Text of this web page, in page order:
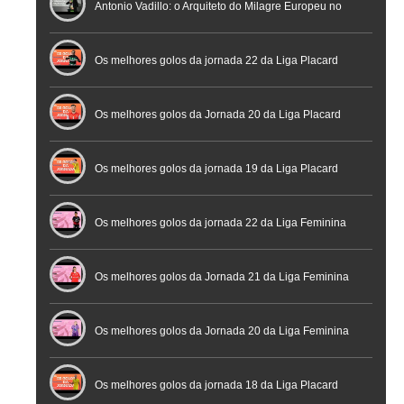
profissional em conferência histórica na Cidade do
Futebol
Antonio Vadillo: o Arquiteto do Milagre Europeu no
Futsal | Documentário
Os melhores golos da jornada 22 da Liga Placard
Os melhores golos da Jornada 20 da Liga Placard
Futsal
Os melhores golos da jornada 19 da Liga Placard
Os melhores golos da jornada 22 da Liga Feminina
Placard
Os melhores golos da Jornada 21 da Liga Feminina
Placard
Os melhores golos da Jornada 20 da Liga Feminina
Placard
Os melhores golos da jornada 18 da Liga Placard